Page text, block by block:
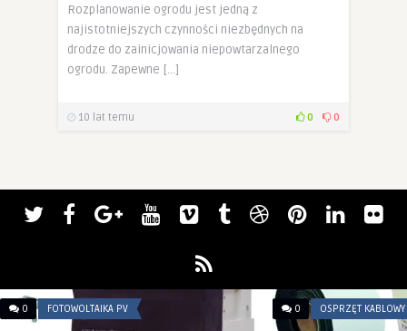
Rozplanowanie ogrodu jest jedną z
najistotniejszych czynności niezbędnych na
drodze do zainicjowania niepowtarzalnego
ogrodu. Zapewne […]
10 lat temu 0 0
0 FOTOWOLTAIKA PV 0 OSPRZĘT KABLOWY